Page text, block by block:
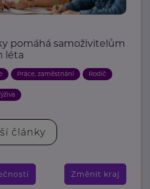
pomáhá samoživitelům
léta
Práce, zaměstnání Rodič
články
Změnit kraj